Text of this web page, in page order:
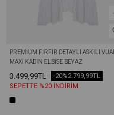
PREMIUM FIRFIR DETAYLI ASKILI VUAL
MAXI KADIN ELBISE BEYAZ
3.499,99TL 2.799,99TL
-20%
SEPETTE %20 İNDİRİM